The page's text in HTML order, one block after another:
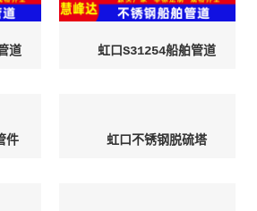
道 虹口S31254船舶管道
件 虹口不锈钢脱硫塔